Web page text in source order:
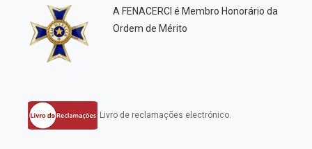
A FENACERCI é Membro Honorário da
Ordem de Mérito
Livro de reclamações electrónico.